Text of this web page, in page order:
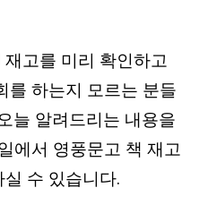
고를 미리 확인하고
를 하는지 모르는 분들
늘 알려드리는 내용을
에서 영풍문고 책 재고
수 있습니다.